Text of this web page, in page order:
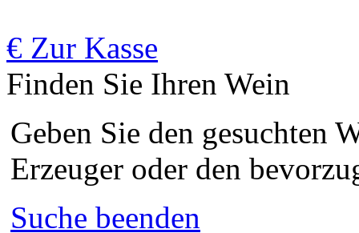
€ Zur Kasse
Finden Sie Ihren Wein
Geben Sie den gesuchten
Erzeuger oder den
Suche beenden